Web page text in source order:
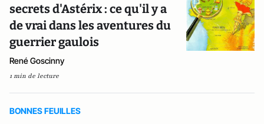
secrets d'Astérix : ce qu'il y a
de vrai dans les aventures du
guerrier gaulois
René Goscinny
1 min de lecture
BONNES FEUILLES